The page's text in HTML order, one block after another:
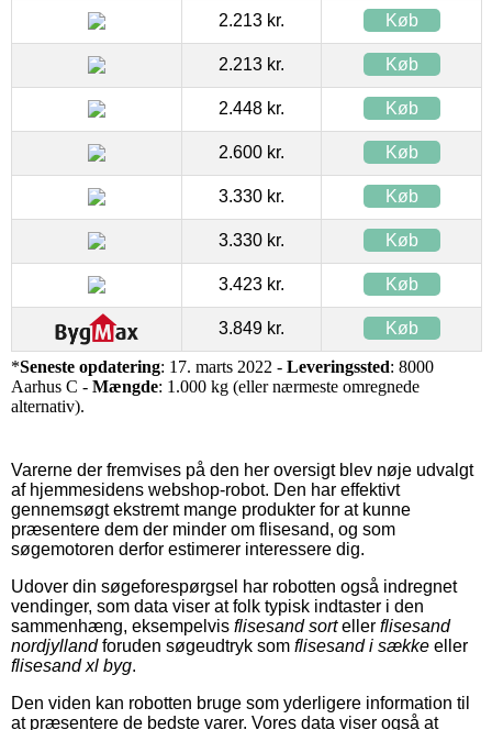
2.213 kr. Køb
2.213 kr. Køb
2.448 kr. Køb
2.600 kr. Køb
3.330 kr. Køb
3.330 kr. Køb
3.423 kr. Køb
3.849 kr. Køb
*Seneste opdatering: 17. marts 2022 - Leveringssted: 8000
Aarhus C - Mængde: 1.000 kg (eller nærmeste omregnede
alternativ).
Varerne der fremvises på den her oversigt blev nøje udvalgt
af hjemmesidens webshop-robot. Den har effektivt
gennemsøgt ekstremt mange produkter for at kunne
præsentere dem der minder om flisesand, og som
søgemotoren derfor estimerer interessere dig.
Udover din søgeforespørgsel har robotten også indregnet
vendinger, som data viser at folk typisk indtaster i den
sammenhæng, eksempelvis flisesand sorteller flisesand
nordjyllandforuden søgeudtryk som flisesand i sække eller
flisesand xl byg.
Den viden kan robotten bruge som yderligere information til
at præsentere de bedste varer. Vores data viser også at